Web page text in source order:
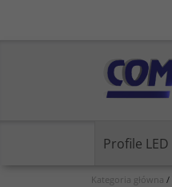
Profile LED
Kategoria główna /